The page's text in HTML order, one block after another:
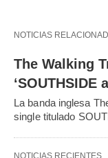
NOTICIAS
The Walking
‘SOUTHSIDE
La banda inglesa
single titulado
NOTICIAS RECIENTES